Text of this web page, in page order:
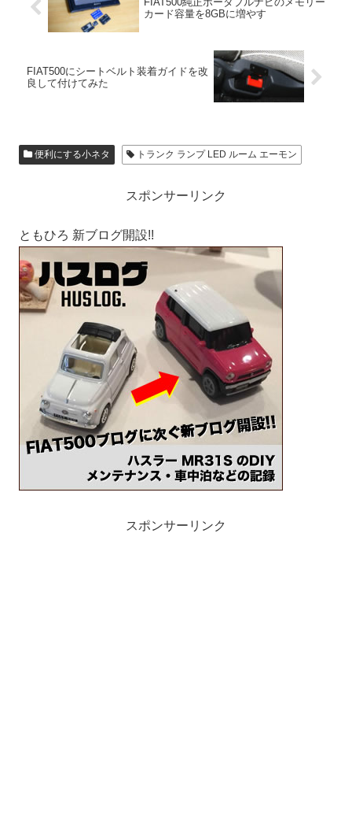
カード容量を8GBに増やす
FIAT500にシートベルト装着ガイドを改
良して付けてみた
便利にする小ネタ トランク ランプ LED ルーム エーモン
スポンサーリンク
ともひろ 新ブログ開設!!
スポンサーリンク